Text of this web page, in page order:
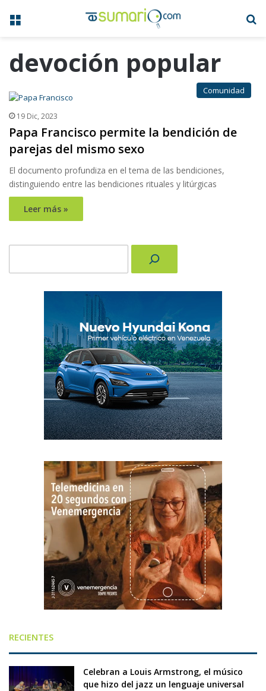
Menú
devoción popular
Comunidad
19 Dic, 2023
Papa Francisco permite la bendición de
parejas del mismo sexo
El documento profundiza en el tema de las bendiciones,
distinguiendo entre las bendiciones rituales y litúrgicas
Leer más »
RECIENTES
Celebran a Louis Armstrong, el músico
que hizo del jazz un lenguaje universal